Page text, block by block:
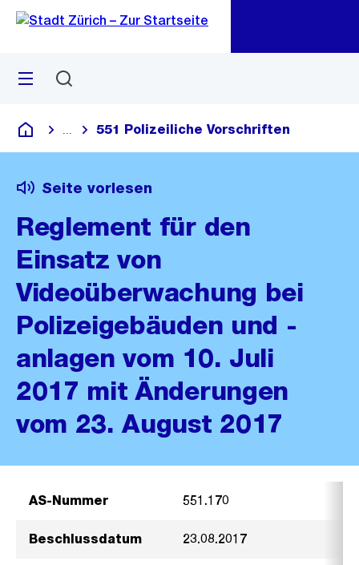
Navigation
Sprunglink
Menü
Deutsch
Blende alle Breadcrumbs ein
551 Polizeiliche Vorschriften
Seite vorlesen
Reglement für den
Einsatz von
Videoüberwachung bei
Polizeigebäuden und -
anlagen vom 10. Juli
2017 mit Änderungen
vom 23. August 2017
AS-Nummer 551.170
Beschlussdatum 23.08.2017